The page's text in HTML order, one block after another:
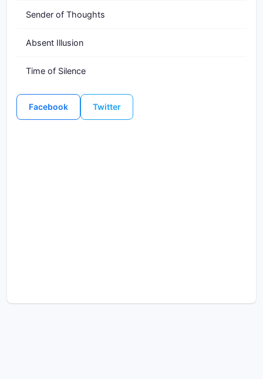
Sender of Thoughts
Absent Illusion
Time of Silence
Facebook Twitter